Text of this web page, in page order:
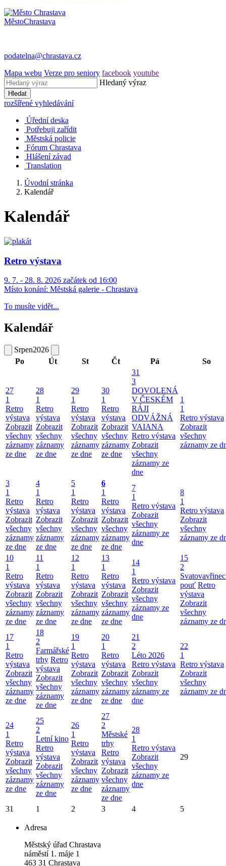
MěstoChrastava
podatelna@chrastava.cz
Mapa webu Verze pro seniory facebook youtube
Hledaný výraz
Hledat
rozšířené vyhledávání
Úřední deska
Potřebuji zařídit
Městská policie
Fórum Chrastava
Hlášení závad
Translation
Úvodní stránka
Kalendář
Kalendář
Retro výstava
9. 7. - 28. 8. 2026 začátek od 16:00
Místo konání: Městská galerie - Chrastava
To musíte vidět...
Kalendář
Srpen2026
Po
Út St Čt Pá So
27
1
Retro
výstava
Zobrazit
všechny
záznamy
ze dne
28
1
Retro
výstava
Zobrazit
všechny
záznamy
ze dne
29
1
Retro
výstava
Zobrazit
všechny
záznamy
ze dne
30
1
Retro
výstava
Zobrazit
všechny
záznamy
ze dne
31
3
DOVOLENÁ
V ČESKÉM
RÁJI
ODVÁŽNÁ
VAIANA
Retro výstava
Zobrazit
všechny
záznamy ze
dne
1
1
Retro výstava
Zobrazit
všechny
záznamy ze
3
1
Retro
výstava
Zobrazit
všechny
záznamy
ze dne
4
1
Retro
výstava
Zobrazit
všechny
záznamy
ze dne
5
1
Retro
výstava
Zobrazit
všechny
záznamy
ze dne
6
1
Retro
výstava
Zobrazit
všechny
záznamy
ze dne
7
1
Retro výstava
Zobrazit
všechny
záznamy ze
dne
8
1
Retro výstava
Zobrazit
všechny
záznamy ze
10
1
Retro
výstava
Zobrazit
všechny
záznamy
ze dne
11
1
Retro
výstava
Zobrazit
všechny
záznamy
ze dne
12
1
Retro
výstava
Zobrazit
všechny
záznamy
ze dne
13
1
Retro
výstava
Zobrazit
všechny
záznamy
ze dne
14
1
Retro výstava
Zobrazit
všechny
záznamy ze
dne
15
2
pouť Retro
výstava
Zobrazit
všechny
záznamy ze
17
1
Retro
výstava
Zobrazit
všechny
záznamy
ze dne
18
2
Farmářské
trhy Retro
výstava
Zobrazit
všechny
záznamy
ze dne
19
1
Retro
výstava
Zobrazit
všechny
záznamy
ze dne
20
1
Retro
výstava
Zobrazit
všechny
záznamy
ze dne
21
2
Léto 2026
Retro výstava
Zobrazit
všechny
záznamy ze
dne
22
1
Retro výstava
Zobrazit
všechny
záznamy ze
24
1
Retro
výstava
Zobrazit
všechny
záznamy
ze dne
25
2
Letní kino
Retro
výstava
Zobrazit
všechny
záznamy
ze dne
26
1
Retro
výstava
Zobrazit
všechny
záznamy
ze dne
27
2
Městské
trhy
Retro
výstava
Zobrazit
všechny
záznamy
ze dne
28
1
Retro výstava
Zobrazit
všechny
záznamy ze
dne
29
31 1 2 3 4 5
Adresa
Městský úřad Chrastava
náměstí 1. máje 1
463 31 Chrastava